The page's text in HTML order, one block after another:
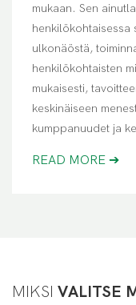
mukaan. Sen
henkilökohtaisessa
ulkonäöstä,
henkilökohtaisten
mukaisesti,
keskinäiseen
kumppanuudet ja
READ MORE ➔
MIKSI VALITSE